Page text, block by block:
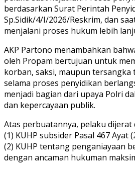
berdasarkan Surat Perintah
Sp.Sidik/4/I/2026/Reskrim, dan
menjalani proses hukum lebih
AKP Partono menambahkan
oleh Propam bertujuan untuk
korban, saksi, maupun
selama proses penyidikan
menjadi bagian dari upaya Polri
dan kepercayaan publik.
Atas perbuatannya, pelaku dijerat
(1) KUHP subsider Pasal 467 Ayat
(2) KUHP tentang penganiayaan
dengan ancaman hukuman